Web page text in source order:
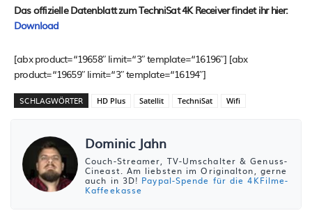
Das offizielle Datenblatt zum TechniSat 4K Receiver findet ihr hier:
Download
[abx product=“19658″ limit=“3″ template=“16196″] [abx
product=“19659″ limit=“3″ template=“16194″]
SCHLAGWÖRTER HD Plus Satellit TechniSat Wifi
Dominic Jahn
Couch-Streamer, TV-Umschalter & Genuss-
Cineast. Am liebsten im Originalton, gerne
auch in 3D! Paypal-Spende für die 4KFilme-
Kaffeekasse